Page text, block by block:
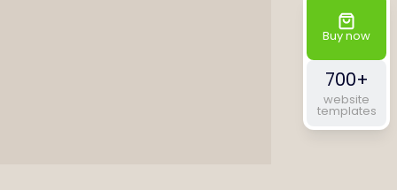
Buy now
700+
website
templates